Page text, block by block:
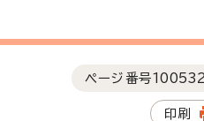
ページ番号
印刷